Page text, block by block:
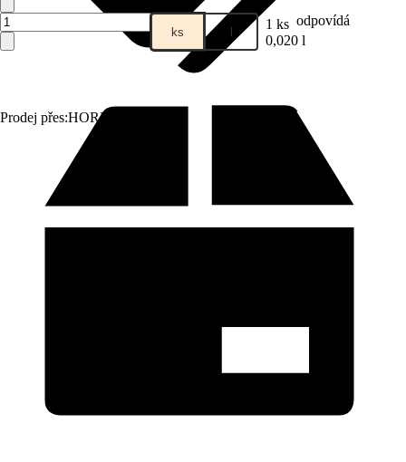
Prodej přes:HORNBACH
ks l 1 ks odpovídá
0,020 l